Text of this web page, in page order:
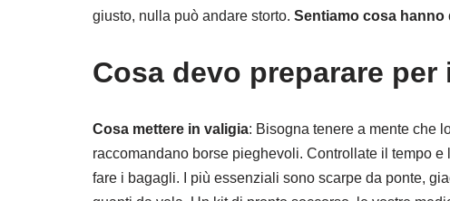
giusto, nulla può andare storto. Sentiamo cosa
Cosa devo preparare
Cosa mettere in valigia: Bisogna tenere a mente che
raccomandano borse pieghevoli. Controllate il tempo
fare i bagagli. I più essenziali sono scarpe da ponte,